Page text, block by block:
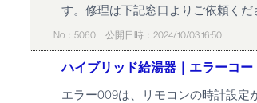
す。修理は下記窓口よりご依頼く
No：5060 公開日時：2024/10/03 16:50
ハイブリッド給湯器｜エラーコ
エラー009は、リモコンの時計設定